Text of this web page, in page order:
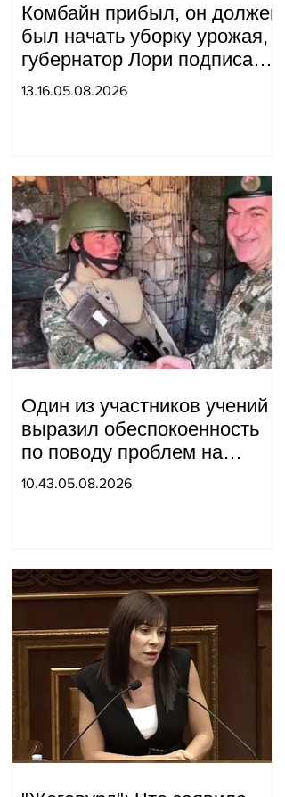
Комбайн прибыл, он должен
был начать уборку урожая,
губернатор Лори подписал
постановление о запрете
13.16.05.08.2026
Один из участников учений
выразил обеспокоенность
по поводу проблем на
одном из постов в Сюнике.
10.43.05.08.2026